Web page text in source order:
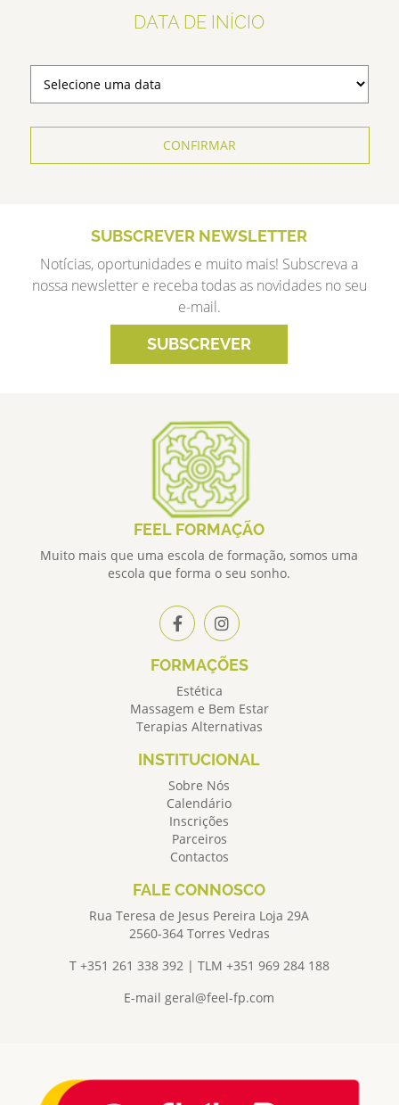
DATA DE INÍCIO
CONFIRMAR
SUBSCREVER NEWSLETTER
Notícias, oportunidades e muito mais! Subscreva a
nossa newsletter e receba todas as novidades no seu
e-mail.
SUBSCREVER
FEEL FORMAÇÃO
Muito mais que uma escola de formação, somos uma
escola que forma o seu sonho.
FORMAÇÕES
Estética
Massagem e Bem Estar
Terapias Alternativas
INSTITUCIONAL
Sobre Nós
Calendário
Inscrições
Parceiros
Contactos
FALE CONNOSCO
Rua Teresa de Jesus Pereira Loja 29A
2560-364 Torres Vedras
T +351 261 338 392 | TLM +351 969 284 188
E-mailgeral@feel-fp.com